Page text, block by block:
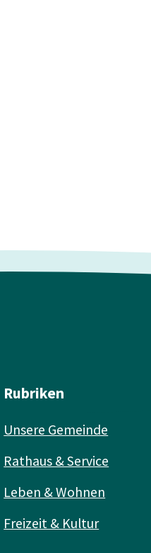
Rubriken
Unsere Gemeinde
Rathaus & Service
Leben & Wohnen
Freizeit & Kultur